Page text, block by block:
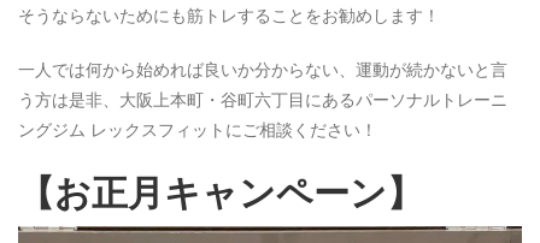
そうならないためにも筋トレすることをお勧めします！
一人では何から始めれば良いか分からない、運動が続かないと言
う方は是非、大阪上本町・谷町六丁目にあるパーソナルトレーニ
ングジム レックスフィットにご相談ください！
【お正月キャンペーン】